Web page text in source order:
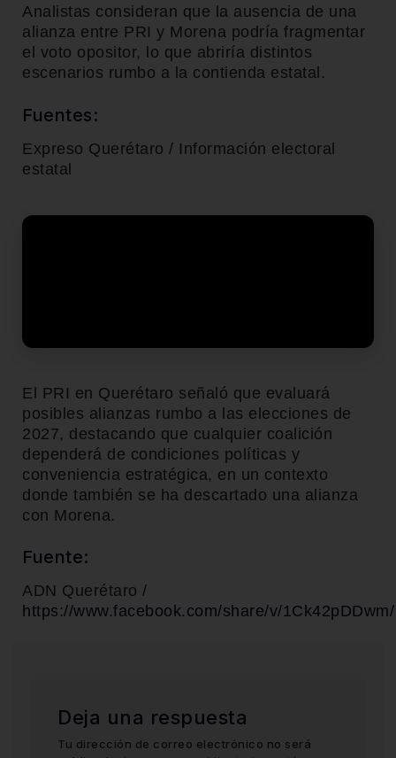
Analistas consideran que la ausencia de una
alianza entre PRI y Morena podría fragmentar
el voto opositor, lo que abriría distintos
escenarios rumbo a la contienda estatal.
Fuentes:
Expreso Querétaro / Información electoral
estatal
El PRI en Querétaro señaló que evaluará
posibles alianzas rumbo a las elecciones de
2027, destacando que cualquier coalición
dependerá de condiciones políticas y
conveniencia estratégica, en un contexto
donde también se ha descartado una alianza
con Morena.
Fuente:
ADN Querétaro /
https://www.facebook.com/share/v/1Ck42pDDwm/
Deja una respuesta
Tu dirección de correo electrónico no será